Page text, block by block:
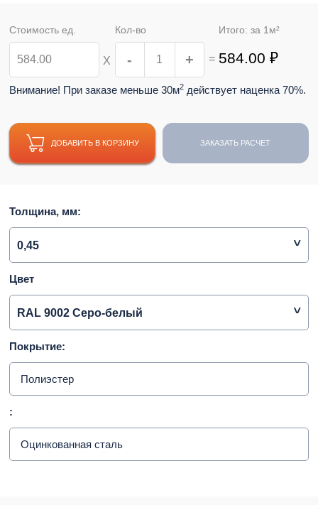
Стоимость ед.
Х
Кол-во
- + =
Итого: за 1 м²
584.00 ₽
Внимание! При заказе меньше 30м2 действует наценка 70%.
ДОБАВИТЬ В КОРЗИНУ ЗАКАЗАТЬ РАСЧЕТ
Толщина, мм:
0,45
Цвет
RAL 9002 Серо-белый
Покрытие:
Полиэстер
:
Оцинкованная сталь